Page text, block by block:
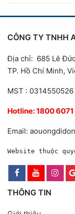
CÔNG TY TNHH
Địa chỉ: 685 Lê
TP. Hồ Chí Minh,
MST : 0314550526
Hotline:1800 6071
Email:
Website thuộc
THÔNG TIN